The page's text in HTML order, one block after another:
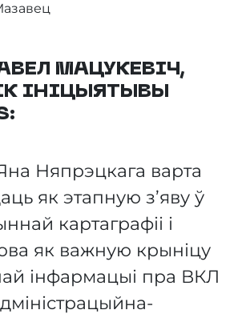
МАЦУКЕВІЧ,
ІНІЦЫЯТЫВЫ
Няпрэцкага варта
як этапную з’яву ў
картаграфіі і
як важную крыніцу
інфармацыі пра ВКЛ